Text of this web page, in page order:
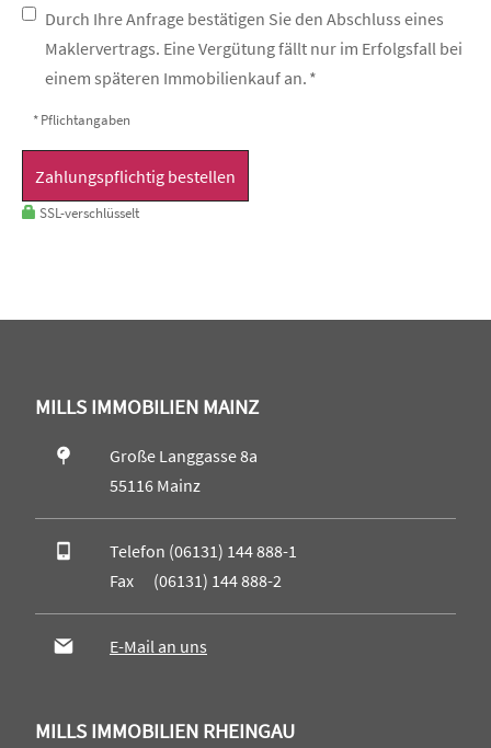
Durch Ihre Anfrage bestätigen Sie den Abschluss eines
Maklervertrags. Eine Vergütung fällt nur im Erfolgsfall bei
einem späteren Immobilienkauf an. *
* Pflichtangaben
Zahlungspflichtig bestellen
SSL-verschlüsselt
MILLS IMMOBILIEN MAINZ
Große Langgasse 8a
55116 Mainz
Telefon (06131) 144 888-1
Fax (06131) 144 888-2
E-Mail an uns
MILLS IMMOBILIEN RHEINGAU